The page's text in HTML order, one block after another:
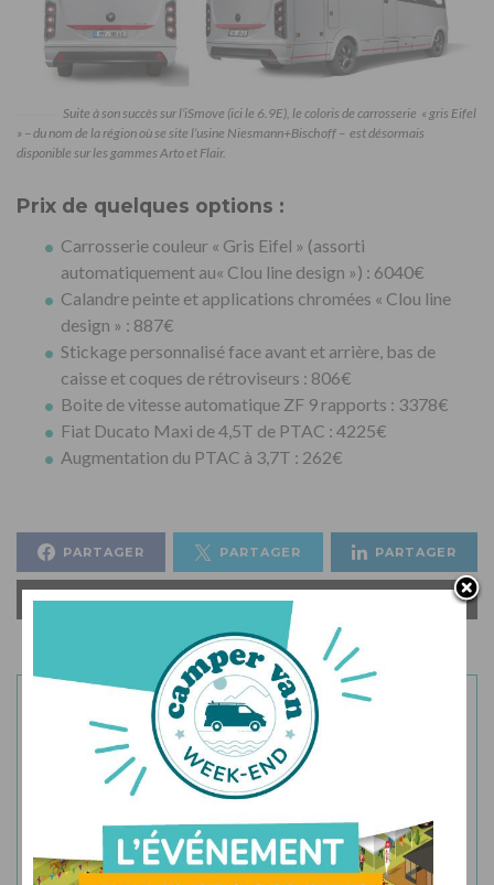
Suite à son succès sur l’iSmove (ici le 6.9E), le coloris de carrosserie « gris Eifel
» – du nom de la région où se site l’usine Niesmann+Bischoff – est désormais
disponible sur les gammes Arto et Flair.
Prix de quelques options :
Carrosserie couleur « Gris Eifel » (assorti
automatiquement au« Clou line design ») : 6040€
Calandre peinte et applications chromées « Clou line
design » : 887€
Stickage personnalisé face avant et arrière, bas de
caisse et coques de rétroviseurs : 806€
Boite de vitesse automatique ZF 9 rapports : 3378€
Fiat Ducato Maxi de 4,5T de PTAC : 4225€
Augmentation du PTAC à 3,7T : 262€
PARTAGER PARTAGER PARTAGER
ENVOYER